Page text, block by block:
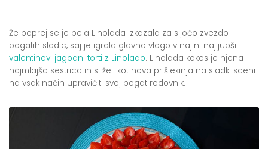
Že poprej se je bela Linolada izkazala za sijočo zvezdo
bogatih sladic, saj je igrala glavno vlogo v najini najljubši
valentinovi jagodni torti z Linolado. Linolada kokos je njena
najmlajša sestrica in si želi kot nova prišlekinja na sladki sceni
na vsak način upravičiti svoj bogat rodovnik.